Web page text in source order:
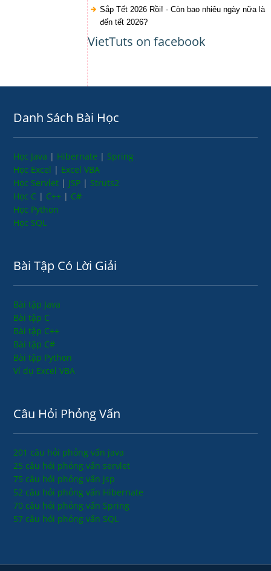
Sắp Tết 2026 Rồi! - Còn bao nhiêu ngày nữa là
đến tết 2026?
VietTuts on facebook
Danh Sách Bài Học
Học Java | Hibernate | Spring
Học Excel | Excel VBA
Học Servlet | JSP | Struts2
Học C | C++ | C#
Học Python
Học SQL
Bài Tập Có Lời Giải
Bài tập Java
Bài tập C
Bài tập C++
Bài tập C#
Bài tập Python
Ví dụ Excel VBA
Câu Hỏi Phỏng Vấn
201 câu hỏi phỏng vấn java
25 câu hỏi phỏng vấn servlet
75 câu hỏi phỏng vấn jsp
52 câu hỏi phỏng vấn Hibernate
70 câu hỏi phỏng vấn Spring
57 câu hỏi phỏng vấn SQL